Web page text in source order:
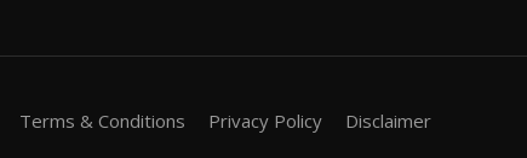
Terms & Conditions Privacy Policy Disclaimer